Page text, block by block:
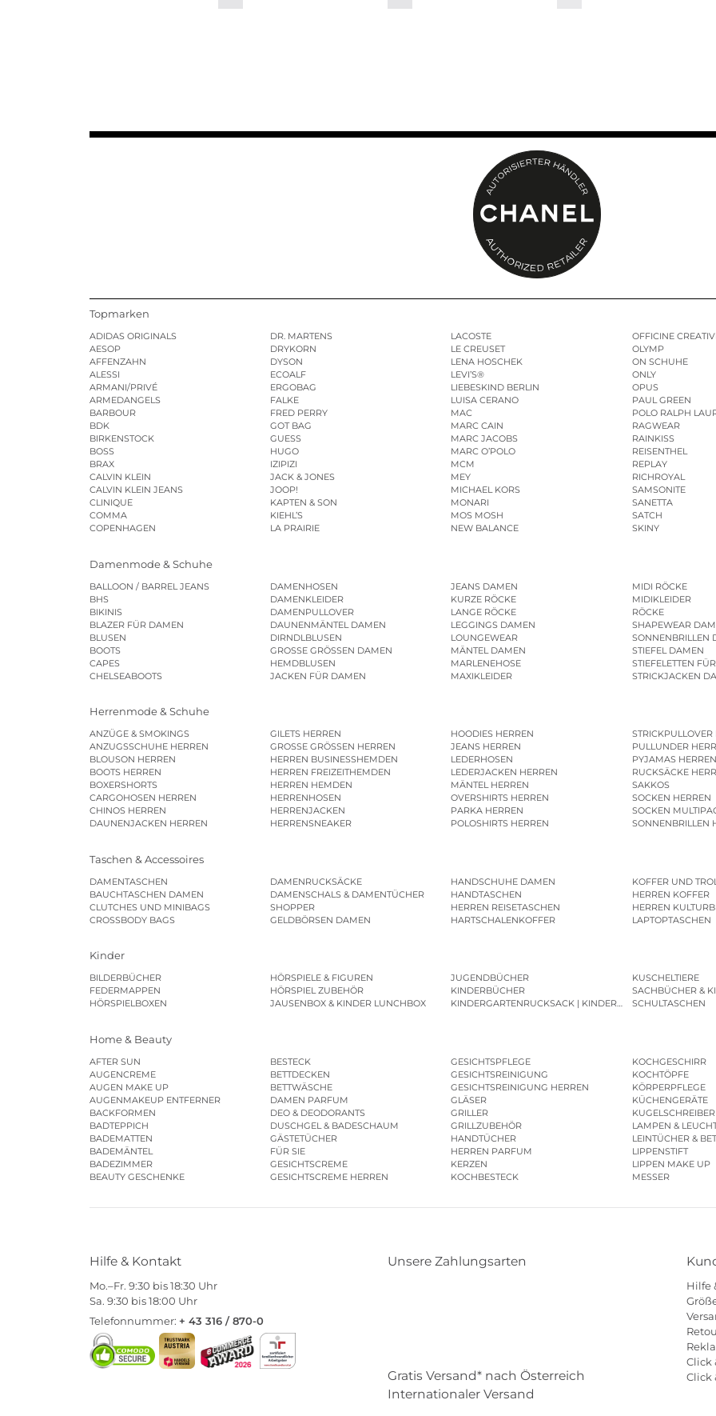
Topmarken
ADIDAS ORIGINALS
AESOP
AFFENZAHN
ALESSI
ARMANI/PRIVÉ
ARMEDANGELS
BARBOUR
BDK
BIRKENSTOCK
BOSS
BRAX
CALVIN KLEIN
CALVIN KLEIN JEANS
CLINIQUE
COMMA
COPENHAGEN
DR. MARTENS
DRYKORN
DYSON
ECOALF
ERGOBAG
FALKE
FRED PERRY
GOT BAG
GUESS
HUGO
IZIPIZI
JACK & JONES
JOOP!
KAPTEN & SON
KIEHL’S
LA PRAIRIE
LACOSTE
LE CREUSET
LENA HOSCHEK
LEVI’S®
LIEBESKIND BERLIN
LUISA CERANO
MAC
MARC CAIN
MARC JACOBS
MARC O’POLO
MCM
MEY
MICHAEL KORS
MONARI
MOS MOSH
NEW BALANCE
OFFICINE
OLYMP
ON SCHUHE
ONLY
OPUS
PAUL GREEN
POLO RALPH
RAGWEAR
RAINKISS
REISENTHEL
REPLAY
RICHROYAL
SAMSONITE
SANETTA
SATCH
SKINY
Damenmode & Schuhe
BALLOON / BARREL JEANS
BHS
BIKINIS
BLAZER FÜR DAMEN
BLUSEN
BOOTS
CAPES
CHELSEABOOTS
DAMENHOSEN
DAMENKLEIDER
DAMENPULLOVER
DAUNENMÄNTEL DAMEN
DIRNDLBLUSEN
GROSSE GRÖSSEN DAMEN
HEMDBLUSEN
JACKEN FÜR DAMEN
JEANS DAMEN
KURZE RÖCKE
LANGE RÖCKE
LEGGINGS DAMEN
LOUNGEWEAR
MÄNTEL DAMEN
MARLENEHOSE
MAXIKLEIDER
MIDI RÖCKE
MIDIKLEIDER
RÖCKE
SHAPEWEAR
SONNENBRILLEN
STIEFEL DAMEN
STIEFELETTEN
STRICKJACKEN
Herrenmode & Schuhe
ANZÜGE & SMOKINGS
ANZUGSSCHUHE HERREN
BLOUSON HERREN
BOOTS HERREN
BOXERSHORTS
CARGOHOSEN HERREN
CHINOS HERREN
DAUNENJACKEN HERREN
GILETS HERREN
GROSSE GRÖSSEN HERREN
HERREN BUSINESSHEMDEN
HERREN FREIZEITHEMDEN
HERREN HEMDEN
HERRENHOSEN
HERRENJACKEN
HERRENSNEAKER
HOODIES HERREN
JEANS HERREN
LEDERHOSEN
LEDERJACKEN HERREN
MÄNTEL HERREN
OVERSHIRTS HERREN
PARKA HERREN
POLOSHIRTS HERREN
STRICKPULLOVER
PULLUNDER
PYJAMAS HERREN
RUCKSÄCKE
SAKKOS
SOCKEN HERREN
SOCKEN
SONNENBRILLEN
Taschen & Accessoires
DAMENTASCHEN
BAUCHTASCHEN DAMEN
CLUTCHES UND MINIBAGS
CROSSBODY BAGS
DAMENRUCKSÄCKE
DAMENSCHALS & DAMENTÜCHER
SHOPPER
GELDBÖRSEN DAMEN
HANDSCHUHE DAMEN
HANDTASCHEN
HERREN REISETASCHEN
HARTSCHALENKOFFER
KOFFER UND
HERREN KOFFER
HERREN
LAPTOPTASCHEN
Kinder
BILDERBÜCHER
FEDERMAPPEN
HÖRSPIELBOXEN
HÖRSPIELE & FIGUREN
HÖRSPIEL ZUBEHÖR
JAUSENBOX & KINDER LUNCHBOX
JUGENDBÜCHER
KINDERBÜCHER
KINDERGARTENRUCKSACK | KINDERGARTENBEUTEL
KUSCHELTIERE
SACHBÜCHER &
SCHULTASCHEN
Home & Beauty
AFTER SUN
AUGENCREME
AUGEN MAKE UP
AUGENMAKEUP ENTFERNER
BACKFORMEN
BADTEPPICH
BADEMATTEN
BADEMÄNTEL
BADEZIMMER
BEAUTY GESCHENKE
BESTECK
BETTDECKEN
BETTWÄSCHE
DAMEN PARFUM
DEO & DEODORANTS
DUSCHGEL & BADESCHAUM
GÄSTETÜCHER
FÜR SIE
GESICHTSCREME
GESICHTSCREME HERREN
GESICHTSPFLEGE
GESICHTSREINIGUNG
GESICHTSREINIGUNG HERREN
GLÄSER
GRILLER
GRILLZUBEHÖR
HANDTÜCHER
HERREN PARFUM
KERZEN
KOCHBESTECK
KOCHGESCHIRR
KOCHTÖPFE
KÖRPERPFLEGE
KÜCHENGERÄTE
KUGELSCHREIBER
LAMPEN &
LEINTÜCHER &
LIPPENSTIFT
LIPPEN MAKE UP
MESSER
Hilfe & Kontakt
Mo.–Fr. 9:30 bis 18:30 Uhr
Sa. 9:30 bis 18:00 Uhr
Telefonnummer: + 43 316 / 870-0
Hilfe
Click
Click
Unsere Zahlungsarten
Gratis Versand* nach Österreich
Internationaler Versand